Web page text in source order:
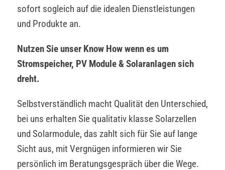
sofort sogleich auf die idealen Dienstleistungen
und Produkte an.
Nutzen Sie unser Know How wenn es um
Stromspeicher, PV Module & Solaranlagen sich
dreht.
Selbstverständlich macht Qualität den Unterschied,
bei uns erhalten Sie qualitativ klasse Solarzellen
und Solarmodule, das zahlt sich für Sie auf lange
Sicht aus, mit Vergnügen informieren wir Sie
persönlich im Beratungsgespräch über die Wege.